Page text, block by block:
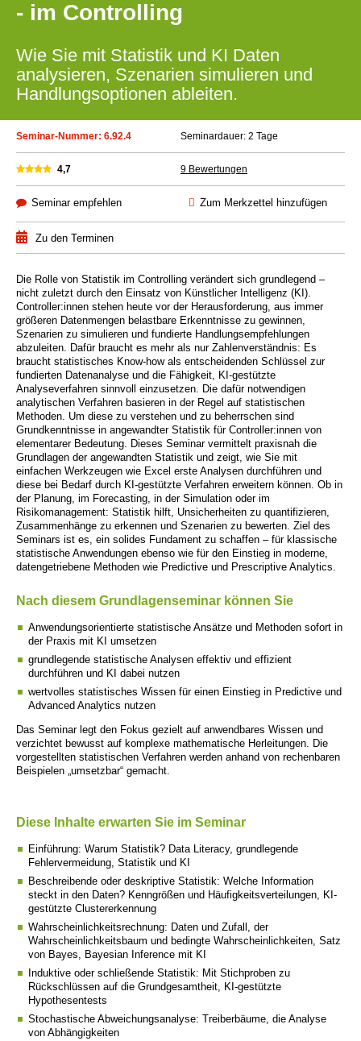
- im Controlling
Wie Sie mit Statistik und KI Daten
analysieren, Szenarien simulieren und
Handlungsoptionen ableiten.
Seminar-Nummer: 6.92.4 Seminardauer: 2 Tage
4,7 9 Bewertungen
Seminar empfehlen Zum Merkzettel hinzufügen
Zu den Terminen
Die Rolle von Statistik im Controlling verändert sich grundlegend –
nicht zuletzt durch den Einsatz von Künstlicher Intelligenz (KI).
Controller:innen stehen heute vor der Herausforderung, aus immer
größeren Datenmengen belastbare Erkenntnisse zu gewinnen,
Szenarien zu simulieren und fundierte Handlungsempfehlungen
abzuleiten. Dafür braucht es mehr als nur Zahlenverständnis: Es
braucht statistisches Know-how als entscheidenden Schlüssel zur
fundierten Datenanalyse und die Fähigkeit, KI-gestützte
Analyseverfahren sinnvoll einzusetzen. Die dafür notwendigen
analytischen Verfahren basieren in der Regel auf statistischen
Methoden. Um diese zu verstehen und zu beherrschen sind
Grundkenntnisse in angewandter Statistik für Controller:innen von
elementarer Bedeutung. Dieses Seminar vermittelt praxisnah die
Grundlagen der angewandten Statistik und zeigt, wie Sie mit
einfachen Werkzeugen wie Excel erste Analysen durchführen und
diese bei Bedarf durch KI-gestützte Verfahren erweitern können. Ob in
der Planung, im Forecasting, in der Simulation oder im
Risikomanagement: Statistik hilft, Unsicherheiten zu quantifizieren,
Zusammenhänge zu erkennen und Szenarien zu bewerten. Ziel des
Seminars ist es, ein solides Fundament zu schaffen – für klassische
statistische Anwendungen ebenso wie für den Einstieg in moderne,
datengetriebene Methoden wie Predictive und Prescriptive Analytics.
Nach diesem Grundlagenseminar können Sie
Anwendungsorientierte statistische Ansätze und Methoden sofort in
der Praxis mit KI umsetzen
grundlegende statistische Analysen effektiv und effizient
durchführen und KI dabei nutzen
wertvolles statistisches Wissen für einen Einstieg in Predictive und
Advanced Analytics nutzen
Das Seminar legt den Fokus gezielt auf anwendbares Wissen und
verzichtet bewusst auf komplexe mathematische Herleitungen. Die
vorgestellten statistischen Verfahren werden anhand von rechenbaren
Beispielen „umsetzbar“ gemacht.
Diese Inhalte erwarten Sie im Seminar
Einführung: Warum Statistik? Data Literacy, grundlegende
Fehlervermeidung, Statistik und KI
Beschreibende oder deskriptive Statistik: Welche Information
steckt in den Daten? Kenngrößen und Häufigkeitsverteilungen, KI-
gestützte Clustererkennung
Wahrscheinlichkeitsrechnung: Daten und Zufall, der
Wahrscheinlichkeitsbaum und bedingte Wahrscheinlichkeiten, Satz
von Bayes, Bayesian Inference mit KI
Induktive oder schließende Statistik: Mit Stichproben zu
Rückschlüssen auf die Grundgesamtheit, KI-gestützte
Hypothesentests
Stochastische Abweichungsanalyse: Treiberbäume, die Analyse
von Abhängigkeiten